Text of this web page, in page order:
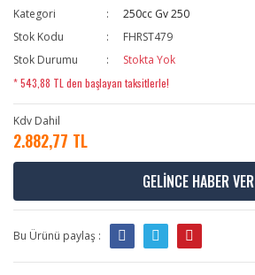
Kategori
250cc Gv 250
Stok Kodu
FHRST479
Stok Durumu
Stokta Yok
* 543,88 TL den başlayan taksitlerle!
Kdv Dahil
2.882,77 TL
GELİNCE HABER VER
Bu Ürünü paylaş :